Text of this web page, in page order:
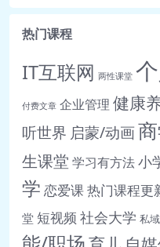
认为读书这条能径
是看的家人写的
度，就好像山有
路，一对你有柔
岁开始向狂阅读
写的书评对批帮
我帮助最大的两
位交代一下。第
热门课程
IT互联网 两性课堂
付费文章 企业管理 健康
听世界 启蒙/动画
生课堂 学习有方法小
学 恋爱课热门课程更
堂 短视频 社会大学 私域